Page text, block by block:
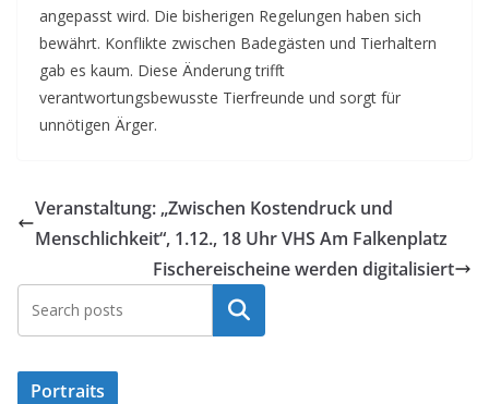
angepasst wird. Die bisherigen Regelungen haben sich
bewährt. Konflikte zwischen Badegästen und Tierhaltern
gab es kaum. Diese Änderung trifft
verantwortungsbewusste Tierfreunde und sorgt für
unnötigen Ärger.
Veranstaltung: „Zwischen Kostendruck und
Menschlichkeit“, 1.12., 18 Uhr VHS Am Falkenplatz
Fischereischeine werden digitalisiert
Suchen
Portraits